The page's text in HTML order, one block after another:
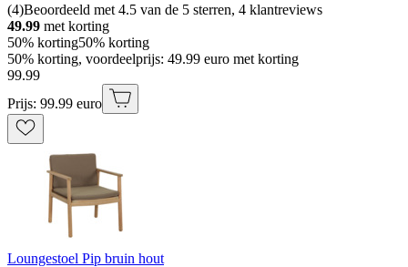
(4)Beoordeeld met 4.5 van de 5 sterren, 4 klantreviews
49.99 met korting
50% korting50% korting
50% korting, voordeelprijs: 49.99 euro met korting
99.99
Prijs: 99.99 euro
Loungestoel Pip bruin hout